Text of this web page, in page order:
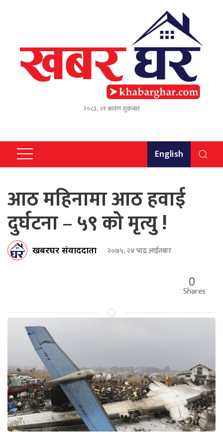
२०८३, २१ श्रावण शुक्रबार
English
आठ महिनामा आठ हवाई
दुर्घटना – ५९ को मृत्यु !
खबरघर संवाददाता २०७५, २४ भाद्र आईतबार
0
Shares